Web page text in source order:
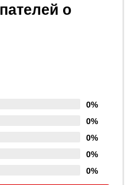
о
0%
0%
0%
0%
0%